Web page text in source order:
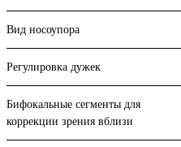
Вид носоупора
Регулировка дужек
Бифокальные сегменты для
коррекции зрения вблизи